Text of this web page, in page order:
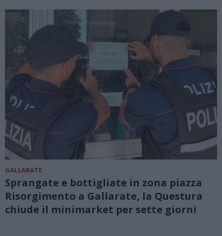
GALLARATE
Sprangate e bottigliate in zona piazza
Risorgimento a Gallarate, la Questura
chiude il minimarket per sette giorni